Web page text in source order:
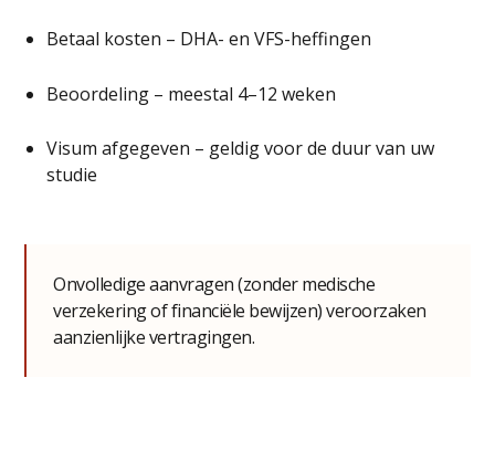
Betaal kosten – DHA- en VFS-heffingen
Beoordeling – meestal 4–12 weken
Visum afgegeven – geldig voor de duur van uw
studie
Onvolledige aanvragen (zonder medische
verzekering of financiële bewijzen) veroorzaken
aanzienlijke vertragingen.